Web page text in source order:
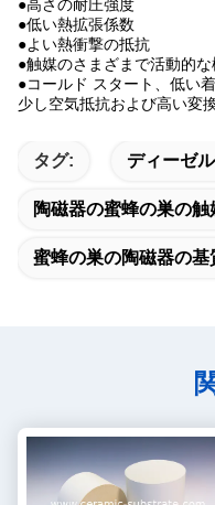
●高さの耐圧強度
●低い熱拡張係数
●よい熱衝撃の抵抗
●触媒のさまざまで活動的
●コールド スタート、低い
少し空気抵抗および高い変換
タグ: ディーゼ
陶磁器の蜜蜂の巣の
蜜蜂の巣の陶磁器の基